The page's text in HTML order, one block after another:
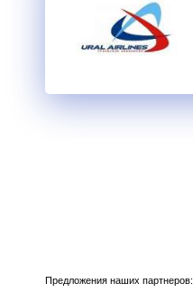
Предложения наших партнеров: